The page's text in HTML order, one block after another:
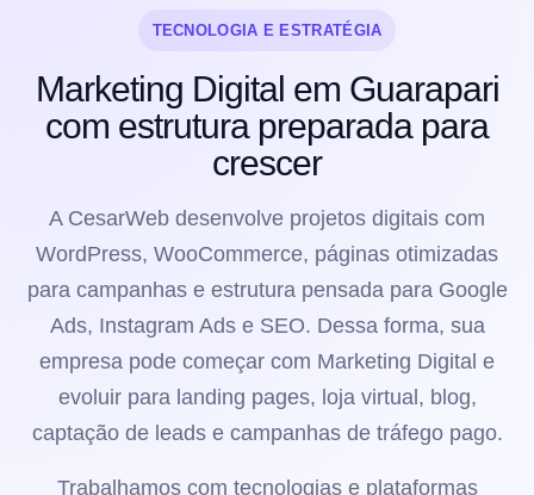
TECNOLOGIA E ESTRATÉGIA
Marketing Digital em Guarapari
com estrutura preparada para
crescer
A CesarWeb desenvolve projetos digitais com
WordPress, WooCommerce, páginas otimizadas
para campanhas e estrutura pensada para Google
Ads, Instagram Ads e SEO. Dessa forma, sua
empresa pode começar com Marketing Digital e
evoluir para landing pages, loja virtual, blog,
captação de leads e campanhas de tráfego pago.
Trabalhamos com tecnologias e plataformas